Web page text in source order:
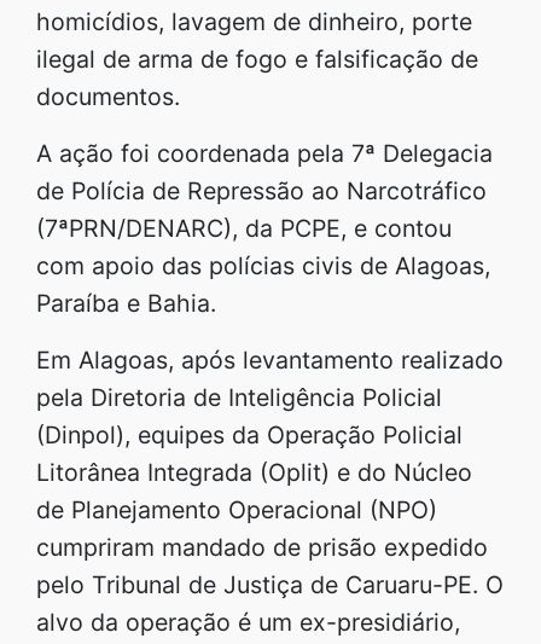
homicídios, lavagem de dinheiro, porte
ilegal de arma de fogo e falsificação de
documentos.
A ação foi coordenada pela 7ª Delegacia
de Polícia de Repressão ao Narcotráfico
(7ªPRN/DENARC), da PCPE, e contou
com apoio das polícias civis de Alagoas,
Paraíba e Bahia.
Em Alagoas, após levantamento realizado
pela Diretoria de Inteligência Policial
(Dinpol), equipes da Operação Policial
Litorânea Integrada (Oplit) e do Núcleo
de Planejamento Operacional (NPO)
cumpriram mandado de prisão expedido
pelo Tribunal de Justiça de Caruaru-PE. O
alvo da operação é um ex-presidiário,